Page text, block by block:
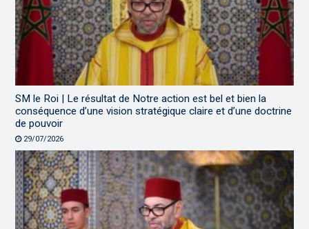
SM le Roi | Le résultat de Notre action est bel et bien la
conséquence d’une vision stratégique claire et d’une doctrine
de pouvoir
29/07/2026